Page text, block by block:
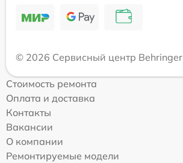
© 2026 Сервисный центр Behringer
Стоимость ремонта
Оплата и доставка
Контакты
Вакансии
О компании
Ремонтируемые модели